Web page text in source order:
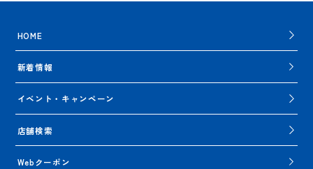
HOME
新着情報
イベント・キャンペーン
店舗検索
Webクーポン